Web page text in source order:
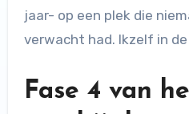
jaar- op een plek die
verwacht had. Ikzelf in
Fase 4 van